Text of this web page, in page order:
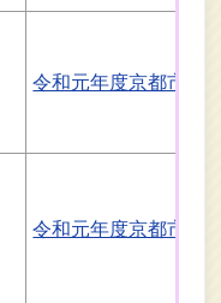
令和元年度京都市国
令和元年度京都市介